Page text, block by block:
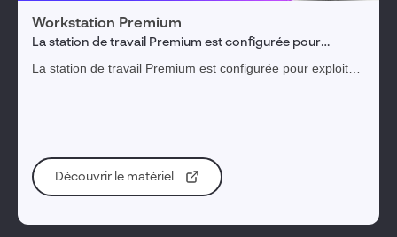
Workstation Premium
La station de travail Premium est configurée pour
exploiter pleinement les fonctionnalités de
La station de travail Premium est configurée pour exploiter
Découvrir le matériel